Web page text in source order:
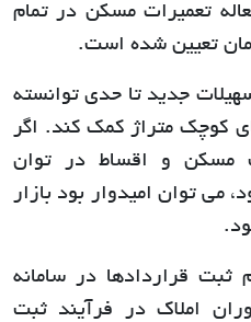
تعمیرات مسکن در تمام
جدید تا حدی توانسته
کوچک متراژ کمک کند. اگر
مسکن و اقساط در توان
می توان امیدوار بود بازار
ثبت قراردادها در سامانه
املاک در فرآیند ثبت